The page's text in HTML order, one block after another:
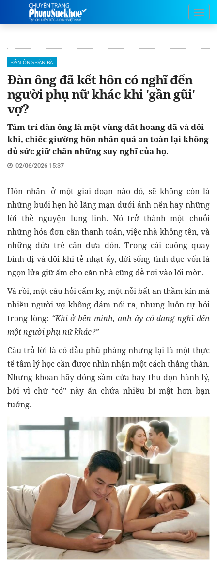
ĐÀN ÔNG-ĐÀN BÀ
Đàn ông đã kết hôn có nghĩ đến
người phụ nữ khác khi 'gần gũi'
vợ?
Tâm trí đàn ông là một vùng đất hoang dã và đôi
khi, chiếc giường hôn nhân quá an toàn lại không
đủ sức giữ chân những suy nghĩ của họ.
02/06/2026 15:37
Hôn nhân, ở một giai đoạn nào đó, sẽ không còn là
những buổi hẹn hò lãng mạn dưới ánh nến hay những
lời thề nguyện lung linh. Nó trở thành một chuỗi
những hóa đơn cần thanh toán, việc nhà không tên, và
những đứa trẻ cần đưa đón. Trong cái cuồng quay
bình dị và đôi khi tẻ nhạt ấy, đời sống tình dục vốn là
ngọn lửa giữ ấm cho căn nhà cũng dễ rơi vào lối mòn.
Và rồi, một câu hỏi cấm kỵ, một nỗi bất an thầm kín mà
nhiều người vợ không dám nói ra, nhưng luôn tự hỏi
trong lòng: “Khi ở bên mình, anh ấy có đang nghĩ đến
một người phụ nữ khác?”
Câu trả lời là có dẫu phũ phàng nhưng lại là một thực
tế tâm lý học cần được nhìn nhận một cách thẳng thắn.
Nhưng khoan hãy đóng sầm cửa hay thu dọn hành lý,
bởi vì chữ “có” này ẩn chứa nhiều bí mật hơn bạn
tưởng.